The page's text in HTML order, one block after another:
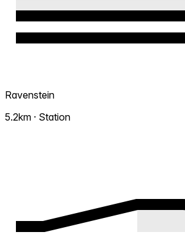
Ravenstein
5.2km · Station